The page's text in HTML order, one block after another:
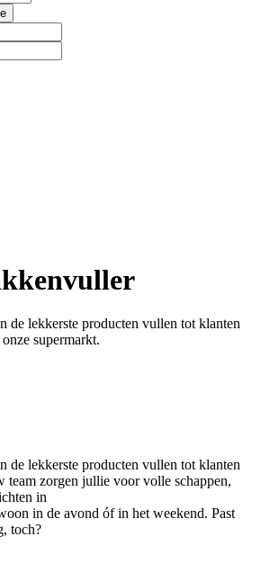
de lekkerste producten vullen tot klanten
supermarkt.
de lekkerste producten vullen tot klanten
team zorgen jullie voor volle schappen,
in
in de avond óf in het weekend. Past
toch?